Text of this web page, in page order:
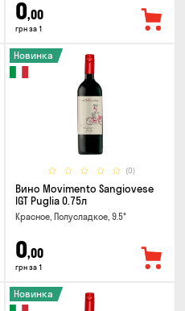
0,00
грн за 1
(0)
Новинка
Вино Movimento Sangiovese
IGT Puglia 0.75л
Красное, Полусладкое, 9.5°
0,00
грн за 1
Новинка